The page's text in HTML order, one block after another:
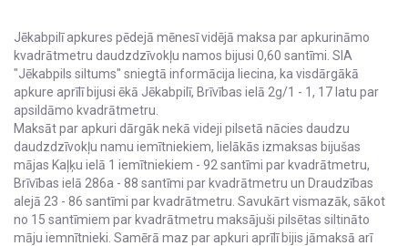
Jēkabpilī apkures pēdejā mēnesī vidējā maksa par apkurināmo
kvadrātmetru daudzdzīvokļu namos bijusi 0,60 santīmi. SIA
"Jēkabpils siltums" sniegtā informācija liecina, ka visdārgākā
apkure aprīlī bijusi ēkā Jēkabpilī, Brīvības ielā 2g/1 - 1, 17 latu par
apsildāmo kvadrātmetru.
Maksāt par apkuri dārgāk nekā videji pilsetā nācies daudzu
daudzdzīvokļu namu iemītniekiem, lielākās izmaksas bijušas
mājas Kaļķu ielā 1 iemītniekiem - 92 santīmi par kvadrātmetru,
Brīvības ielā 286a - 88 santīmi par kvadrātmetru un Draudzības
alejā 23 - 86 santīmi par kvadrātmetru. Savukārt vismazāk, sākot
no 15 santīmiem par kvadrātmetru maksājuši pilsētas siltināto
māju iemnītnieki. Samērā maz par apkuri aprīlī bijis jāmaksā arī